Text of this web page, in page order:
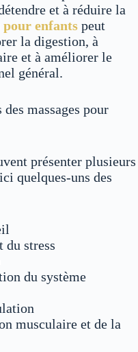
et à réduire la
pour enfants peut
la digestion, à
et à améliorer le
général.
massages pour
présenter plusieurs
quelques-uns des
du stress
du système
musculaire et de la